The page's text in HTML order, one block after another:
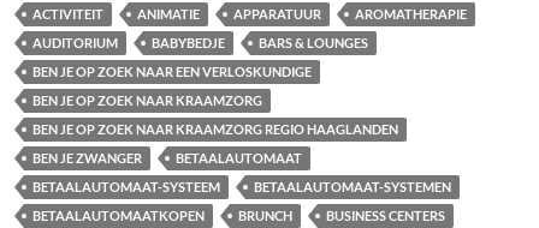
ACTIVITEIT ANIMATIE APPARATUUR
AROMATHERAPIE
AUDITORIUM
BABYBEDJE
BARS & LOUNGES
BEN JE OP ZOEK NAAR EEN VERLOSKUNDIGE
BEN JE OP ZOEK NAAR KRAAMZORG
BEN JE OP ZOEK NAAR KRAAMZORG REGIO HAAGLANDEN
BEN JE ZWANGER
BETAALAUTOMAAT
BETAALAUTOMAAT-SYSTEEM
BETAALAUTOMAAT-SYSTEMEN
BETAALAUTOMAATKOPEN
BRUNCH BUSINESS CENTERS